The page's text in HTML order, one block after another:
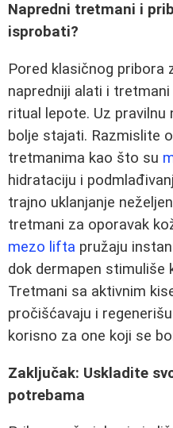
Napredni tretmani i
isprobati?
Pored klasičnog pribora
napredniji alati i
ritual lepote. Uz pravilnu
bolje stajati. Razmislite
tretmanima kao što su
hidrataciju i
trajno uklanjanje
tretmani za oporavak
mezo lifta pružaju
dok dermapen stimuliše
Tretmani sa aktivnim
pročišćavaju i
korisno za one koji se
Zaključak: Uskladite
potrebama